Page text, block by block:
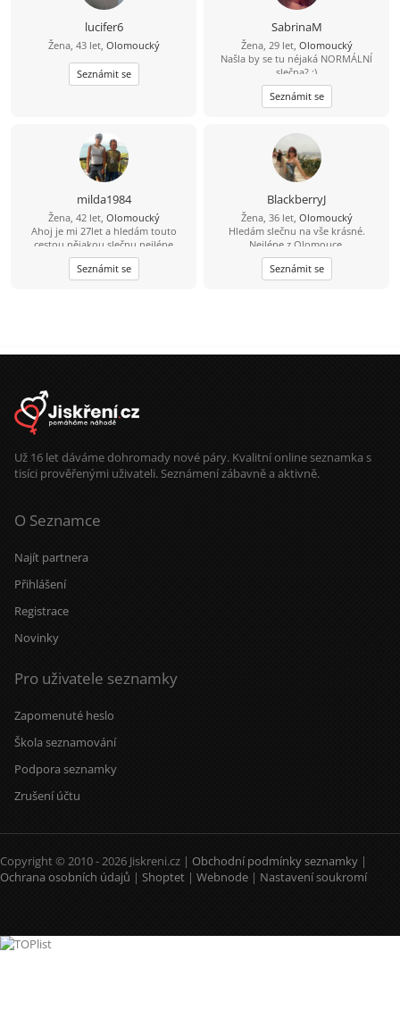
lucifer6
Žena, 43 let, Olomoucký
Seznámit se
SabrinaM
Žena, 29 let, Olomoucký
Našla by se tu néjaká NORMÁLNÍ
slečna? :)
Seznámit se
milda1984
Žena, 42 let, Olomoucký
Ahoj je mi 27let a hledám touto
cestou nějakou slečnu nejlépe
holčičího typu.ozve se nějaká zatím
na psaní a třeba časem víc?
Seznámit se
BlackberryJ
Žena, 36 let, Olomoucký
Hledám slečnu na vše krásné.
Nejlépe z Olomouce.
Seznámit se
Už 16 let dáváme dohromady nové páry. Kvalitní online seznamka s
tisíci prověřenými uživateli. Seznámení zábavně a aktivně.
O Seznamce
Najít partnera
Přihlášení
Registrace
Novinky
Pro uživatele seznamky
Zapomenuté heslo
Škola seznamování
Podpora seznamky
Zrušení účtu
Copyright © 2010 - 2026 Jiskreni.cz | Obchodní podmínky seznamky |
Ochrana osobních údajů | Shoptet | Webnode | Nastavení soukromí